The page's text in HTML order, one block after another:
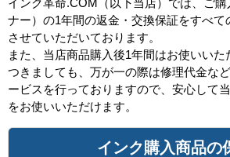
ナー）の1年間の返金・交換保証をすべ
させていただいております。
また、当店商品購入後1年間はお使いいた
つきましても、万が一の際は修理代金な
ービスを行っておりますので、安心して
をお使いいただけます。
インク購入商品の